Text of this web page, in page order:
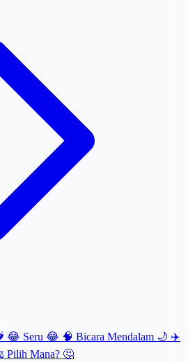
😂 Seru 😂 🧠 Bicara Mendalam 🌙 ✈️
Pilih Mana? 🤔